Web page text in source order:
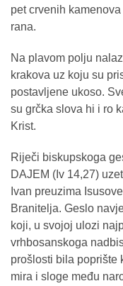
pet crvenih
rana.
Na plavom polju
krakova uz koju su
postavljene ukoso.
su grčka slova hi i ro
Krist.
Riječi biskupskoga
DAJEM (Iv 14,27)
Ivan preuzima
Branitelja. Geslo
koji, u svojoj ulozi
vrhbosanskoga
prošlosti bila poprište
mira i sloge među